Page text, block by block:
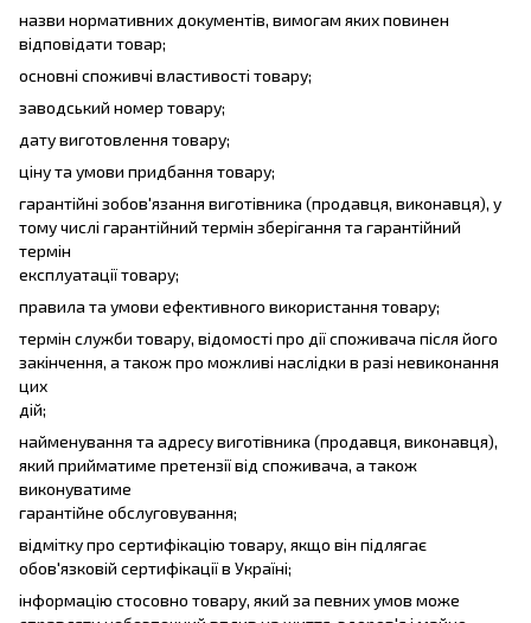
назви нормативних документів, вимогам яких повинен
відповідати товар;
основні споживчі властивості товару;
заводський номер товару;
дату виготовлення товару;
ціну та умови придбання товару;
гарантійні зобов'язання виготівника (продавця, виконавця), у
тому числі гарантійний термін зберігання та гарантійний
термін
експлуатації товару;
правила та умови ефективного використання товару;
термін служби товару, відомості про дії споживача після його
закінчення, а також про можливі наслідки в разі невиконання
цих
дій;
найменування та адресу виготівника (продавця, виконавця),
який прийматиме претензії від споживача, а також
виконуватиме
гарантійне обслуговування;
відмітку про сертифікацію товару, якщо він підлягає
обов'язковій сертифікації в Україні;
інформацію стосовно товару, який за певних умов може